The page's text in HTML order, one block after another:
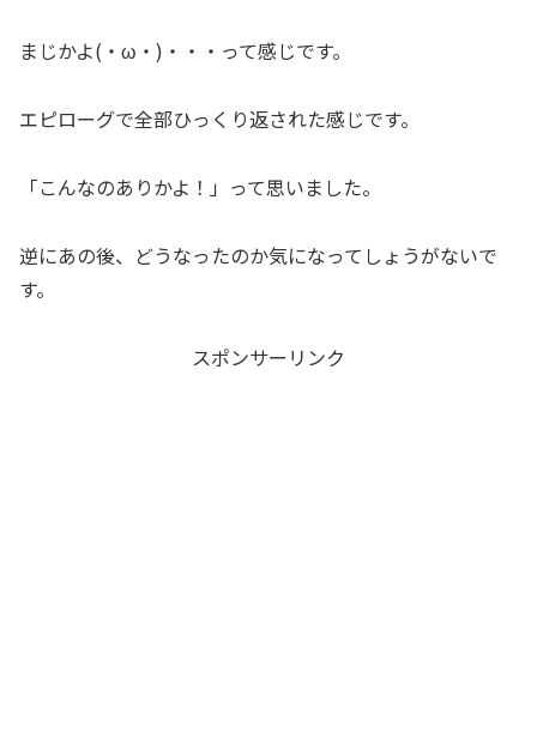
まじかよ(・ω・)・・・って感じです。
エピローグで全部ひっくり返された感じです。
「こんなのありかよ！」って思いました。
逆にあの後、どうなったのか気になってしょうがないで
す。
スポンサーリンク